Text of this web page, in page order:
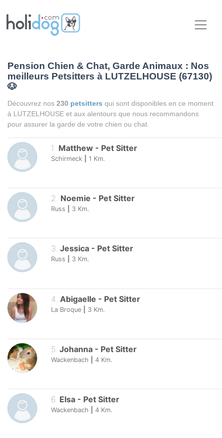
Pension Chien & Chat, Garde Animaux : Nos
meilleurs Petsitters à LUTZELHOUSE (67130)
🐶
Découvrez nos 230 petsitters qui sont disponibles en ce moment
à LUTZELHOUSE et aux alentours que nous recommandons
pour assurer la garde de votre chien ou chat.
1. Matthew - Pet Sitter
Schirmeck 1 Km.
2. Noemie - Pet Sitter
Russ 3 Km.
3. Jessica - Pet Sitter
Russ 3 Km.
4 Abigaelle - Pet Sitter
La Broque 3 Km.
5 Johanna - Pet Sitter
Wackenbach 4 Km.
6. Elsa - Pet Sitter
Wackenbach 4 Km.